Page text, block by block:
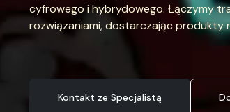
cyfrowego i hybrydowego. Łączymy
rozwiązaniami, dostarczając produkty
Kontakt ze Specjalistą